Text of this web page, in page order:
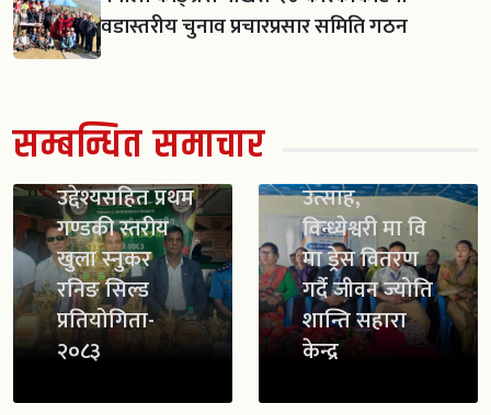
वडास्तरीय चुनाव प्रचारप्रसार समिति गठन
सम्बन्धित समाचार
व्यावसायिक
बनाउने
उद्देश्यसहित प्रथम
गण्डकी स्तरीय
खुला स्नुकर
रनिङ सिल्ड
प्रतियोगिता-
२०८३
उत्साह,
विन्ध्येश्वरी मा वि
मा ड्रेस वितरण
गर्दै जीवन ज्योति
शान्ति सहारा
केन्द्र